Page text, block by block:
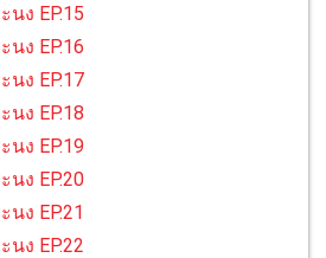
นง EP.15
นง EP.16
นง EP.17
นง EP.18
นง EP.19
นง EP.20
นง EP.21
นง EP.22